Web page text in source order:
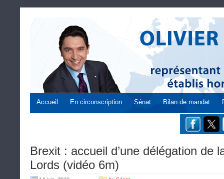
Accueil En circonscription Sénat Bilan de mandat
Brexit : accueil d’une délégation de
Lords (vidéo 6m)